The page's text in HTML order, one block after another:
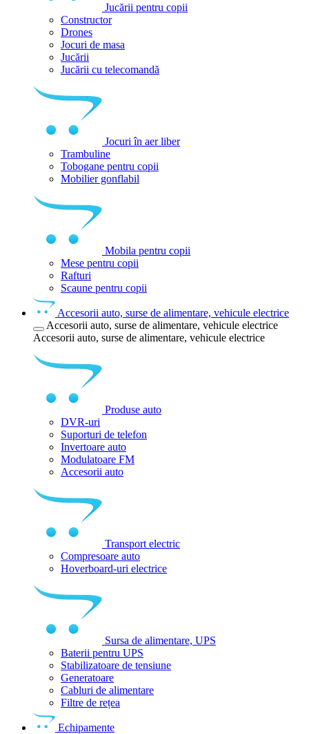
Jucării pentru copii
Constructor
Drones
Jocuri de masa
Jucării
Jucării cu telecomandă
Jocuri în aer liber
Trambuline
Tobogane pentru copii
Mobilier gonflabil
Mobila pentru copii
Mese pentru copii
Rafturi
Scaune pentru copii
Accesorii auto, surse de alimentare, vehicule electrice
Accesorii auto, surse de alimentare, vehicule electrice
Accesorii auto, surse de alimentare, vehicule electrice
Produse auto
DVR-uri
Suporturi de telefon
Invertoare auto
Modulatoare FM
Accesorii auto
Transport electric
Compresoare auto
Hoverboard-uri electrice
Sursa de alimentare, UPS
Baterii pentru UPS
Stabilizatoare de tensiune
Generatoare
Cabluri de alimentare
Filtre de rețea
Echipamente